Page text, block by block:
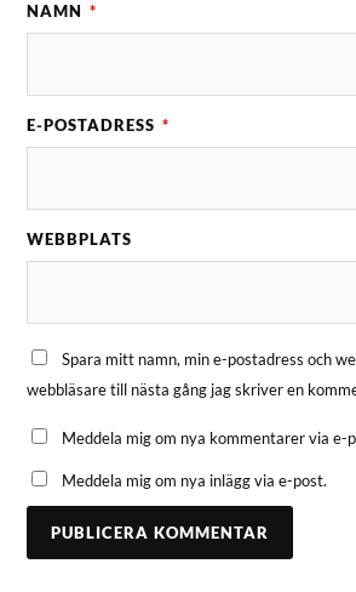
NAMN *
E-POSTADRESS *
WEBBPLATS
Spara mitt namn, min e-postadress och
webbläsare till nästa gång jag skriver en
Meddela mig om nya kommentarer via e-
Meddela mig om nya inlägg via e-post.